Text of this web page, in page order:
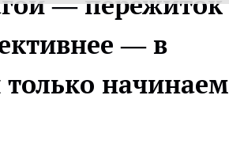
— в
начинаем